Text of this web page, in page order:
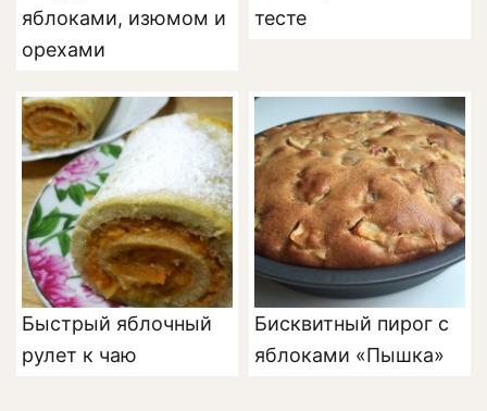
яблоками, изюмом и
орехами
тесте
Быстрый яблочный
рулет к чаю
Бисквитный пирог с
яблоками «Пышка»